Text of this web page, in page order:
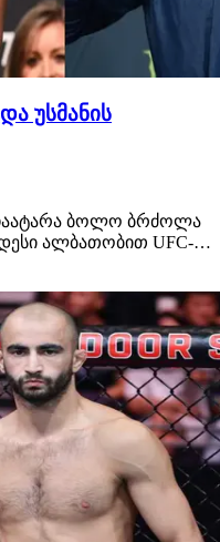
უსმანის
ჩაატარა ბოლო ბრძოლა
ალბათობით UFC-ის
რომელსაც სურს,
მთავარ პრომოუშენში
გამართოს.…